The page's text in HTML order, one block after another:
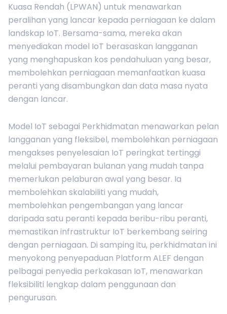
Kuasa Rendah (LPWAN) untuk menawarkan
peralihan yang lancar kepada perniagaan ke dalam
landskap IoT. Bersama-sama, mereka akan
menyediakan model IoT berasaskan langganan
yang menghapuskan kos pendahuluan yang besar,
membolehkan perniagaan memanfaatkan kuasa
peranti yang disambungkan dan data masa nyata
dengan lancar.
Model IoT sebagai Perkhidmatan menawarkan pelan
langganan yang fleksibel, membolehkan perniagaan
mengakses penyelesaian IoT peringkat tertinggi
melalui pembayaran bulanan yang mudah tanpa
memerlukan pelaburan awal yang besar. Ia
membolehkan skalabiliti yang mudah,
membolehkan pengembangan yang lancar
daripada satu peranti kepada beribu-ribu peranti,
memastikan infrastruktur IoT berkembang seiring
dengan perniagaan. Di samping itu, perkhidmatan ini
menyokong penyepaduan Platform ALEF dengan
pelbagai penyedia perkakasan IoT, menawarkan
fleksibiliti lengkap dalam penggunaan dan
pengurusan.